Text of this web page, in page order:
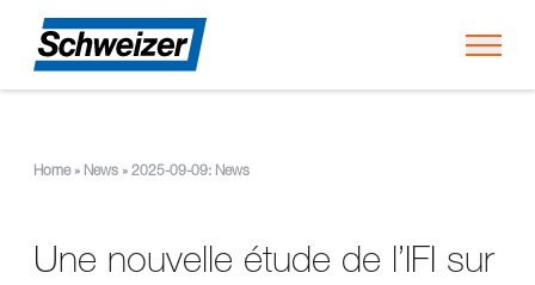
Home» News » 2025-09-09: News
Une nouvelle étude de l’IFI sur